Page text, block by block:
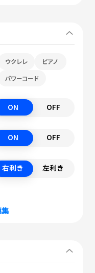
ウクレレ ピアノ
パワーコード
ON OFF
ON OFF
右利き 左利き